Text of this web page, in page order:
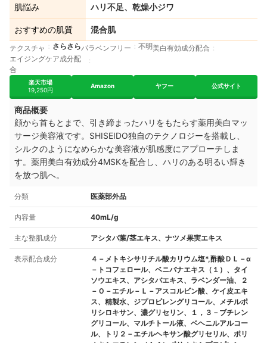
肌悩み ハリ不足、乾燥小ジワ
おすすめの肌質 混合肌
テクスチャ さらさらパラベンフリー 不明美白有効成分配合
エイジングケア成分配
合
楽天市場
19,250円
Amazon ヤフー 公式サイト
商品概要
顔から首もとまで、引き締まったハリをもたらす薬用美白マッ
サージ美容液です。SHISEIDO独自のテクノロジーを搭載し、
シルクのようになめらかな美容液が肌感度にアプローチしま
す。薬用美白有効成分4MSKを配合し、ハリのある明るい輝き
を放つ肌へ。
分類 医薬部外品
内容量 40mL/g
主な整肌成分 アシタバ葉/茎エキス、ナツメ果実エキス
表示配合成分
４－メトキシサリチル酸カリウム塩*,酢酸ＤＬ－α
－トコフェロール、ベニバナエキス（１）、タイ
ソウエキス、アシタバエキス、ラベンダー油、２
－Ｏ－エチル－Ｌ－アスコルビン酸、ケイ皮エキ
ス、精製水、ジプロピレングリコール、メチルポ
リシロキサン、濃グリセリン、１，３－ブチレン
グリコール、マルチトール液、ベヘニルアルコー
ル、トリ２－エチルヘキサン酸グリセリル、ポリ